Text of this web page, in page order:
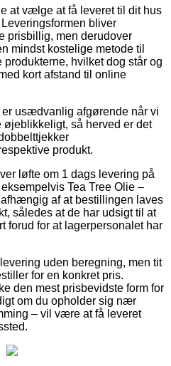
at vælge at få leveret til dit hus
bliver
prisbillig, men derudover
mindst kostelige metode til
produkterne, hvilket dog står og
kort afstand til online
usædvanlig afgørende når vi
så herved er det
produkt.
løfte om 1 dags levering på
Tea Tree Olie –
af at bestillingen laves
således at de har udsigt til at
forud for at lagerpersonalet har
uden beregning, men tit
for en konkret pris.
den mest prisbevidste form for
om du opholder sig nær
– vil være at få leveret